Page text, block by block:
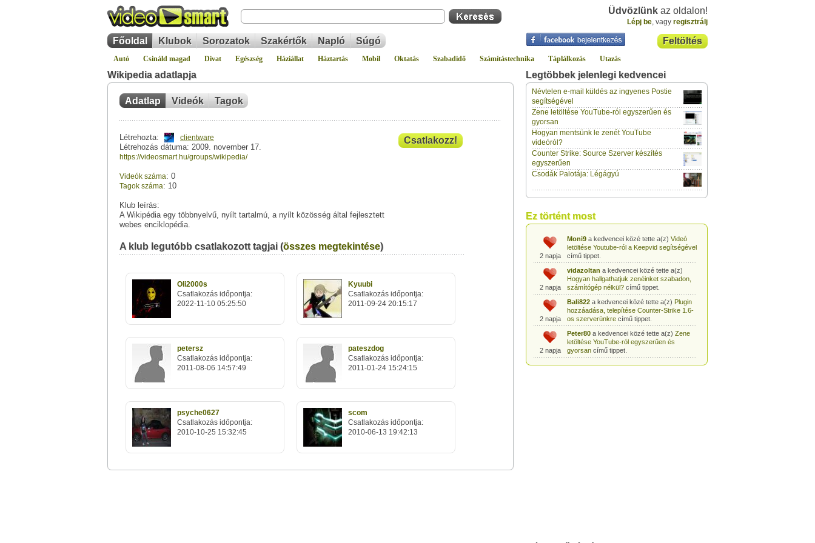
Üdvözlünk az oldalon!
Lépj be, vagy regisztrálj
Feltöltés
Főoldal Klubok Sorozatok Szakértők Napló Súgó
Autó Csináld magad Divat Egészség Háziállat Háztartás Mobil Oktatás Szabadidő Számítástechnika Táplálkozás Utazás
Wikipedia adatlapja
Adatlap Videók Tagok
Létrehozta: clientware
Létrehozás dátuma: 2009. november 17.
https://videosmart.hu/groups/wikipedia/
Videók száma: 0
Tagok száma: 10
Klub leírás:
A Wikipédia egy többnyelvű, nyílt tartalmú, a nyílt közösség által fejlesztett
webes enciklopédia.
Csatlakozz!
A klub legutóbb csatlakozott tagjai (összes megtekintése)
Oli2000s
Csatlakozás időpontja:
2022-11-10 05:25:50
Kyuubi
Csatlakozás időpontja:
2011-09-24 20:15:17
petersz
Csatlakozás időpontja:
2011-08-06 14:57:49
pateszdog
Csatlakozás időpontja:
2011-01-24 15:24:15
psyche0627
Csatlakozás időpontja:
2010-10-25 15:32:45
scom
Csatlakozás időpontja:
2010-06-13 19:42:13
Legtöbbek jelenlegi kedvencei
Névtelen e-mail küldés az ingyenes Postie
segítségével
Zene letöltése YouTube-ról egyszerűen és
gyorsan
Hogyan mentsünk le zenét YouTube
videóról?
Counter Strike: Source Szerver készítés
egyszerűen
Csodák Palotája: Légágyú
Ez történt most
2 napja
gabor733a kedvencei közé tette a(z)
Leopárdgekkó-etetés egyszerű csipesszel
című tippet.
2 napja
gabor733
a kedvencei közé tette a(z)
című tippet.
2 napja
Hogyan készítsünk fűszeres-paradicsomos
pennét?
2 napja
gabor733a kedvencei közé tette a(z)
hónapos kortólcímű tippet.
2 napja
Babakonyha - Alma-banán püré készítése
egyszerűencímű tippet.
2 napja
Moni9a kedvencei közé tette a(z) Videó
letöltése Youtube-ról a Keepvid segítségével
című tippet.
2 napja
vidazoltan a kedvencei közé tette a(z)
Hogyan hallgathatjuk zenéinket szabadon,
számítógép nélkül?című tippet.
2 napja
Bali822a kedvencei közé tette a(z) Plugin
hozzáadása, telepítése Counter-Strike 1.6-
os szerverünkrecímű tippet.
2 napja
Peter80a kedvencei közé tette a(z) Zene
letöltése YouTube-ról egyszerűen és
gyorsancímű tippet.
Heni77a kedvencei közé tette a(z)Counter